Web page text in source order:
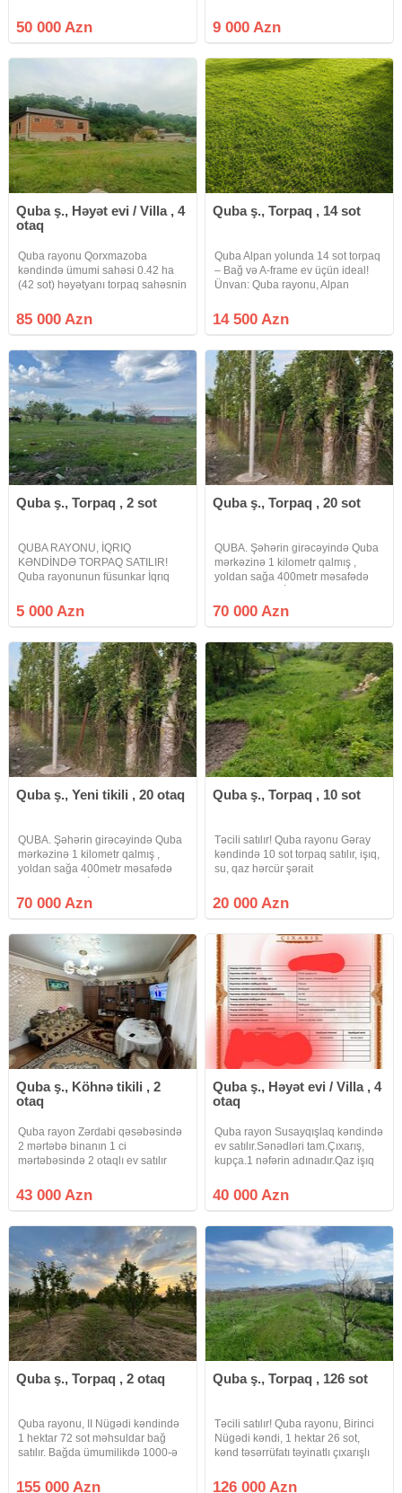
mərkəzinə yaxın ərazidə yerləşir.
Torpağın kupçası var və tikinti
50 000 Azn
sahəsi həm şəxsi bağ evi (villa),
həm də kommersiya məqsədləri ,
9 000 Azn
Quba ş., Həyət evi / Villa , 4
otaq
Quba rayonu Qorxmazoba
kəndində ümumi sahəsi 0.42 ha
(42 sot) həyətyanı torpaq sahəsnin
0.18 ha isə zəbt) iki ev saıtılır.
Həyətdə iki ev mövcuddur biri
85 000 Azn
Quba ş., Torpaq , 14 sot
Quba Alpan yolunda 14 sot torpaq
– Bağ və A-frame ev üçün ideal!
Ünvan: Quba rayonu, Alpan
Satılır 14 sot torpaq sahəsi. Torpaq
yol kənarında yerləşir, rahat gediş-
14 500 Azn
Quba ş., Torpaq , 2 sot
QUBA RAYONU, İQRIQ
KƏNDİNDƏ TORPAQ SATILIR!
Quba rayonunun füsunkar İqrıq
təyinatlı torpaq sahəsi satışdadır.
Çıxarış (kupça) var Texniki plan
5 000 Azn
Quba ş., Torpaq , 20 sot
QUBA. Şəhərin girəcəyində Quba
mərkəzinə 1 kilometr qalmış ,
yoldan sağa 400metr məsafədə
Nərimanabad kəndinin arasında
yerləşir çox sakit yerdir. Sahədə
Sənəd
70 000 Azn
Quba ş., Yeni tikili , 20 otaq
QUBA. Şəhərin girəcəyində Quba
mərkəzinə 1 kilometr qalmış ,
yoldan sağa 400metr məsafədə
Nərimanabad kəndinin arasında
yerləşir çox sakit yerdir. Sahədə
70 000 Azn
Quba ş., Torpaq , 10 sot
Təcili satılır! Quba rayonu Gəray
kəndində 10 sot torpaq satılır, işıq,
su, qaz hərcür şərait
alacaq şəxsin adına
keçiriləcək.Kənd Quba mərkəzdən
sahəsi
20 000 Azn
Quba ş., Köhnə tikili , 2
otaq
Quba rayon Zərdabi qəsəbəsində
2 mərtəbə binanın 1 ci
mərtəbəsində 2 otaqlı ev satılır
yerləşir Qəsəbədə bağça, market,
aptek var. Bütün komunallar
43 000 Azn
Quba ş., Həyət evi / Villa , 4
otaq
Quba rayon Susayqışlaq kəndində
ev satılır.Sənədləri tam.Çıxarış,
kupça.1 nəfərin adınadır.Qaz işıq
rahatdır.Ev 85 kv.Həyətyanı sahə 9
sot.Daş yoxdur sahədə.Meyvə
40 000 Azn
Quba ş., Torpaq , 2 otaq
Quba rayonu, II Nügədi kəndində
1 hektar 72 sot məhsuldar bağ
satılır. Bağda ümumilikdə 1000-ə
mövcuddur. Ağacların hamısı
155 000 Azn
Quba ş., Torpaq , 126 sot
Təcili satılır! Quba rayonu, Birinci
Nügədi kəndi, 1 hektar 26 sot,
kənd təsərrüfatı təyinatlı çıxarışlı
alça ağacları, avtomatik damlama
126 000 Azn